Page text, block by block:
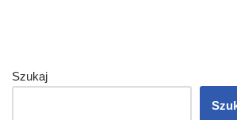
Szukaj